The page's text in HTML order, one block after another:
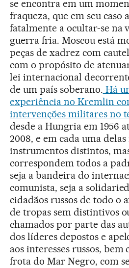
se encontra em um
fraqueza, que em seu caso
fatalmente a ocultar-se na
guerra fria. Moscou está
peças de xadrez com
com o propósito de
lei internacional
de um país soberano. Há
experiência no Kremlin
intervenções militares no
desde a Hungria em 1956
2008, e em cada uma
instrumentos distintos,
correspondem todos a
seja a bandeira do
comunista, seja a
cidadãos russos de todo o
de tropas sem distintivos
chamados por parte das
dos líderes depostos e
aos interesses russos, bem
frota do Mar Negro, com